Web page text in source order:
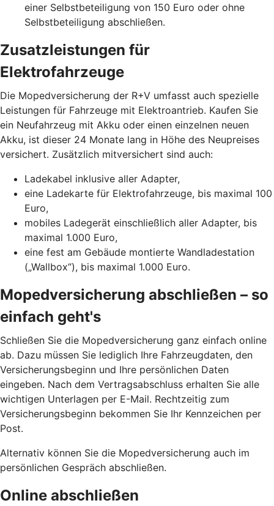
einer Selbstbeteiligung von 150 Euro oder ohne
Selbstbeteiligung abschließen.
Zusatzleistungen für
Elektrofahrzeuge
Die Mopedversicherung der R+V umfasst auch spezielle
Leistungen für Fahrzeuge mit Elektroantrieb. Kaufen Sie
ein Neufahrzeug mit Akku oder einen einzelnen neuen
Akku, ist dieser 24 Monate lang in Höhe des Neupreises
versichert. Zusätzlich mitversichert sind auch:
Ladekabel inklusive aller Adapter,
eine Ladekarte für Elektrofahrzeuge, bis maximal 100
Euro,
mobiles Ladegerät einschließlich aller Adapter, bis
maximal 1.000 Euro,
eine fest am Gebäude montierte Wandladestation
(„Wallbox“), bis maximal 1.000 Euro.
Mopedversicherung abschließen – so
einfach geht's
Schließen Sie die Mopedversicherung ganz einfach online
ab. Dazu müssen Sie lediglich Ihre Fahrzeugdaten, den
Versicherungsbeginn und Ihre persönlichen Daten
eingeben. Nach dem Vertragsabschluss erhalten Sie alle
wichtigen Unterlagen per E-Mail. Rechtzeitig zum
Versicherungsbeginn bekommen Sie Ihr Kennzeichen per
Post.
Alternativ können Sie die Mopedversicherung auch im
persönlichen Gespräch abschließen.
Online abschließen